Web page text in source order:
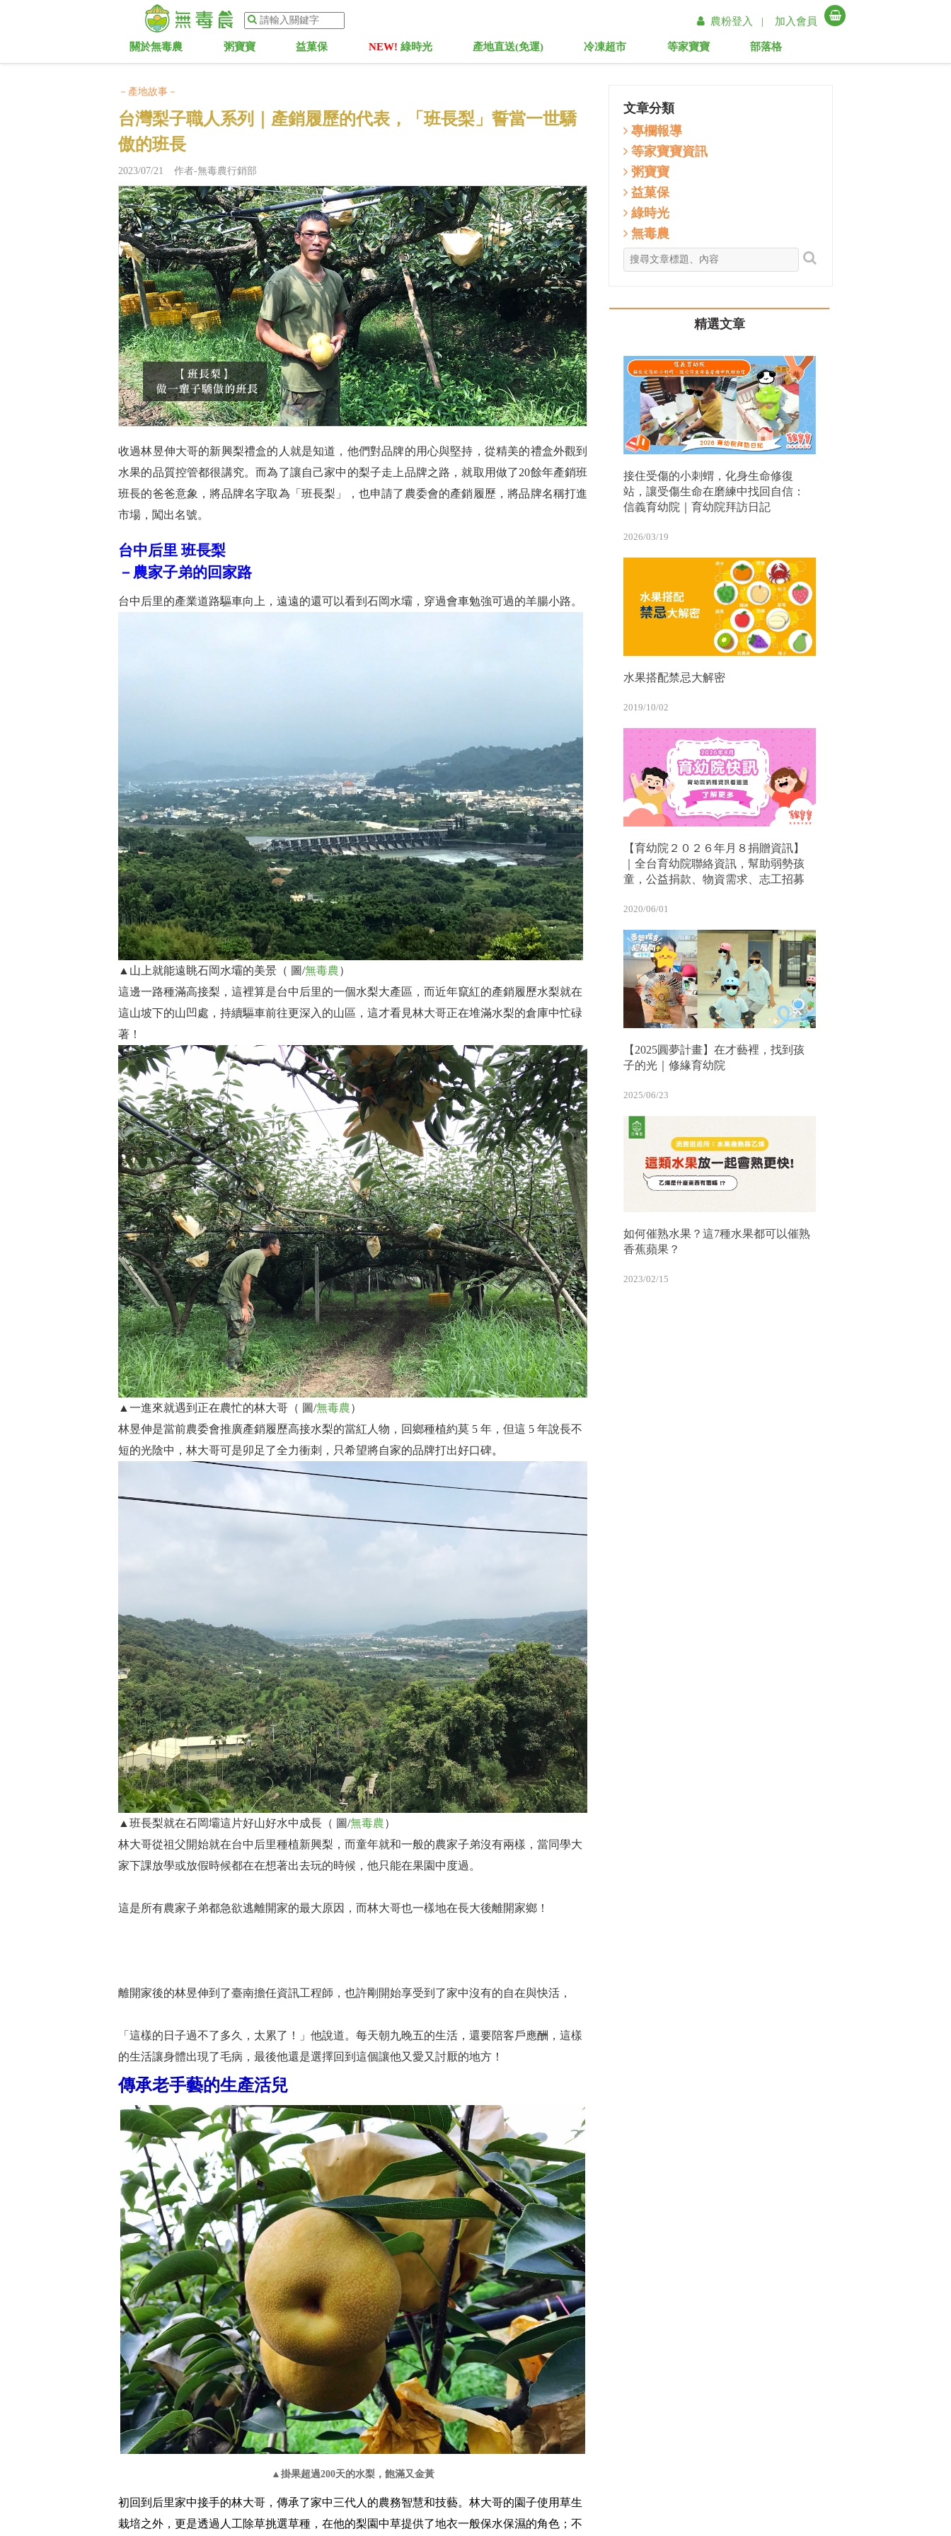
農粉登入 | 加入會員
關於無毒農 粥寶寶 益菓保 NEW! 綠時光 產地直送(免運) 冷凍超市 等家寶寶 部落格
－產地故事－
台灣梨子職人系列｜產銷履歷的代表，「班長梨」誓當一世驕
傲的班長
2023/07/21 作者-無毒農行銷部
收過林昱伸大哥的新興梨禮盒的人就是知道，他們對品牌的用心與堅持，從精美的禮盒外觀到
水果的品質控管都很講究。而為了讓自己家中的梨子走上品牌之路，就取用做了20餘年產銷班
班長的爸爸意象，將品牌名字取為「班長梨」，也申請了農委會的產銷履歷，將品牌名稱打進
市場，闖出名號。
台中后里 班長梨
－農家子弟的回家路
台中后里的產業道路驅車向上，遠遠的還可以看到石岡水壩，穿過會車勉強可過的羊腸小路。
▲山上就能遠眺石岡水壩的美景（ 圖/無毒農）
這邊一路種滿高接梨，這裡算是台中后里的一個水梨大產區，而近年竄紅的產銷履歷水梨就在
這山坡下的山凹處，持續驅車前往更深入的山區，這才看見林大哥正在堆滿水梨的倉庫中忙碌
著！
▲一進來就遇到正在農忙的林大哥（ 圖/無毒農）
林昱伸是當前農委會推廣產銷履歷高接水梨的當紅人物，回鄉種植約莫 5 年，但這 5 年說長不
短的光陰中，林大哥可是卯足了全力衝刺，只希望將自家的品牌打出好口碑。
▲班長梨就在石岡壩這片好山好水中成長（ 圖/無毒農）
林大哥從祖父開始就在台中后里種植新興梨，而童年就和一般的農家子弟沒有兩樣，當同學大
家下課放學或放假時候都在在想著出去玩的時候，他只能在果園中度過。
這是所有農家子弟都急欲逃離開家的最大原因，而林大哥也一樣地在長大後離開家鄉！
離開家後的林昱伸到了臺南擔任資訊工程師，也許剛開始享受到了家中沒有的自在與快活，
「這樣的日子過不了多久，太累了！」他說道。每天朝九晚五的生活，還要陪客戶應酬，這樣
的生活讓身體出現了毛病，最後他還是選擇回到這個讓他又愛又討厭的地方！
傳承老手藝的生產活兒
▲掛果超過200天的水梨，飽滿又金黃
初回到后里家中接手的林大哥，傳承了家中三代人的農務智慧和技藝。林大哥的園子使用草生
栽培之外，更是透過人工除草挑選草種，在他的梨園中草提供了地衣一般保水保濕的角色；不
文章分類
專欄報導
等家寶寶資訊
粥寶寶
益菓保
綠時光
無毒農
精選文章
接住受傷的小刺蝟，化身生命修復
站，讓受傷生命在磨練中找回自信：
信義育幼院｜育幼院拜訪日記
2026/03/19
水果搭配禁忌大解密
2019/10/02
【育幼院２０２６年月８捐贈資訊】
｜全台育幼院聯絡資訊，幫助弱勢孩
童，公益捐款、物資需求、志工招募
2020/06/01
【2025圓夢計畫】在才藝裡，找到孩
子的光｜修緣育幼院
2025/06/23
如何催熟水果？這7種水果都可以催熟
香蕉蘋果？
2023/02/15